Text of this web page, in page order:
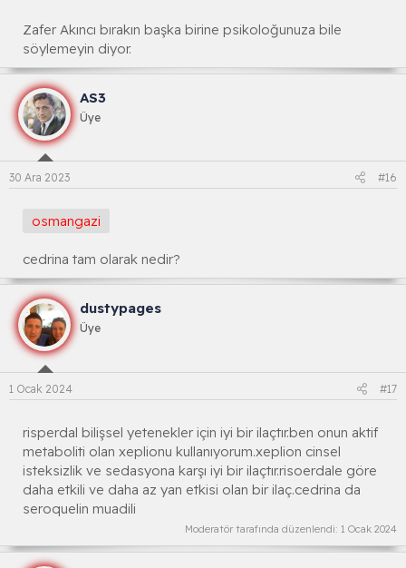
Zafer Akıncı bırakın başka birine psikoloğunuza bile
söylemeyin diyor.
AS3
Üye
30 Ara 2023 #16
osmangazi
cedrina tam olarak nedir?
dustypages
Üye
1 Ocak 2024 #17
risperdal bilişsel yetenekler için iyi bir ilaçtır.ben onun aktif
metaboliti olan xeplionu kullanıyorum.xeplion cinsel
isteksizlik ve sedasyona karşı iyi bir ilaçtır.risoerdale göre
daha etkili ve daha az yan etkisi olan bir ilaç.cedrina da
seroquelin muadili
Moderatör tarafında düzenlendi: 1 Ocak 2024